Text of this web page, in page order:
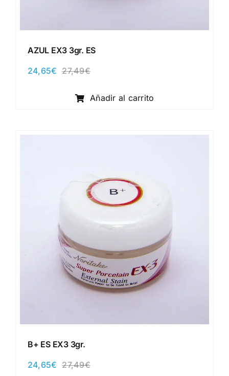
AZUL EX3 3gr. ES
27,49€El
original
era:
24,65€
El
actual
es:
Añadir al carrito
B+ ES EX3 3gr.
27,49€El
24,65€
El